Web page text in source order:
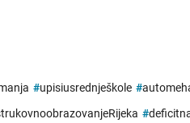
#upisiusrednješkole #
#